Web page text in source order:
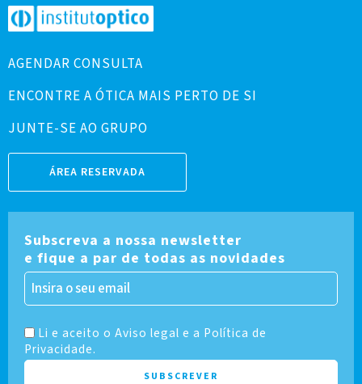
AGENDAR CONSULTA
ENCONTRE A ÓTICA MAIS PERTO DE SI
JUNTE-SE AO GRUPO
ÁREA RESERVADA
Subscreva a nossa newsletter
e fique a par de todas as novidades
Li e aceito o Aviso legal e a Política de
Privacidade.